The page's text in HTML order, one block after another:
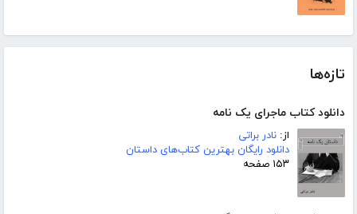
تازه‌ها
دانلود کتاب ماجرای یک نامه
از: نادر براتی
دانلود رایگان بهترین کتاب‌های داستان
۱۵۳ صفحه